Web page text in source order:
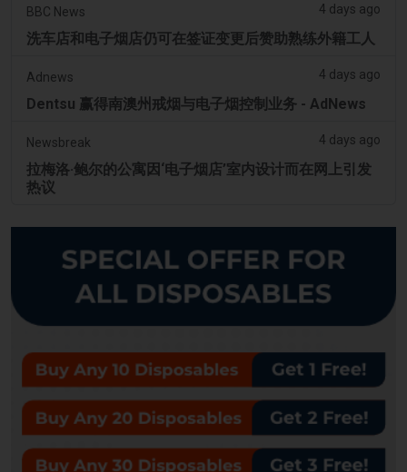
BBC News 4 days ago
洗车店和电子烟店仍可在签证变更后赞助熟练外籍工人
Adnews 4 days ago
Dentsu 赢得南澳州戒烟与电子烟控制业务 - AdNews
Newsbreak 4 days ago
拉梅洛·鲍尔的公寓因‘电子烟店’室内设计而在网上引发
热议